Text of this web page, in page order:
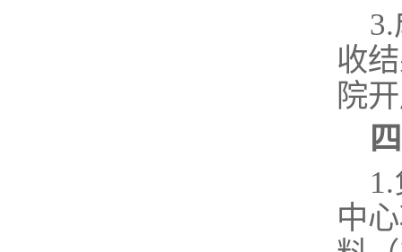
收
院
1.
中